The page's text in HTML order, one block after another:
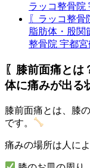
ラッコ整骨院
〖ラッコ整
脂肪体・股関
整骨院 宇都
〖膝前面痛とは
体に痛みが出る
膝前面痛とは、膝
です。
痛みの場所は人に